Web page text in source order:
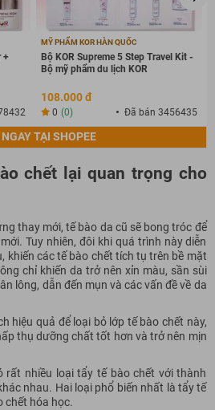
+
MỸ PHẨM KOR HÀN QUỐC
Bộ KOR Supreme 5 Step Travel Kit -
Bộ mỹ phẩm du lịch KOR
108.000 đ
0 (0) Đã bán 3456435
TẠI SHOPEE
chết lại quan trọng cho
thay mới, tế bào da cũ sẽ bong tróc để
Tuy nhiên, đôi khi quá trình này diễn
khiến các tế bào chết tích tụ trên bề mặt
chỉ khiến da trở nên xỉn màu, sần sùi
lông, dẫn đến mụn và các vấn đề về da
hiệu quả để loại bỏ lớp tế bào chết này,
thụ dưỡng chất tốt hơn và trở nên mịn
rất nhiều loại tẩy tế bào chết với thành
nhau. Hai loại phổ biến nhất là tẩy tế
chết hóa học.